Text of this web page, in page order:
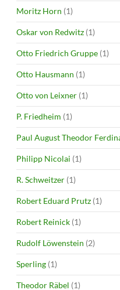
Moritz Horn (1)
Oskar von Redwitz (1)
Otto Friedrich Gruppe (1)
Otto Hausmann (1)
Otto von Leixner (1)
P. Friedheim (1)
Paul August Theodor
Philipp Nicolai (1)
R. Schweitzer (1)
Robert Eduard Prutz (1)
Robert Reinick (1)
Rudolf Löwenstein (2)
Sperling (1)
Theodor Räbel (1)